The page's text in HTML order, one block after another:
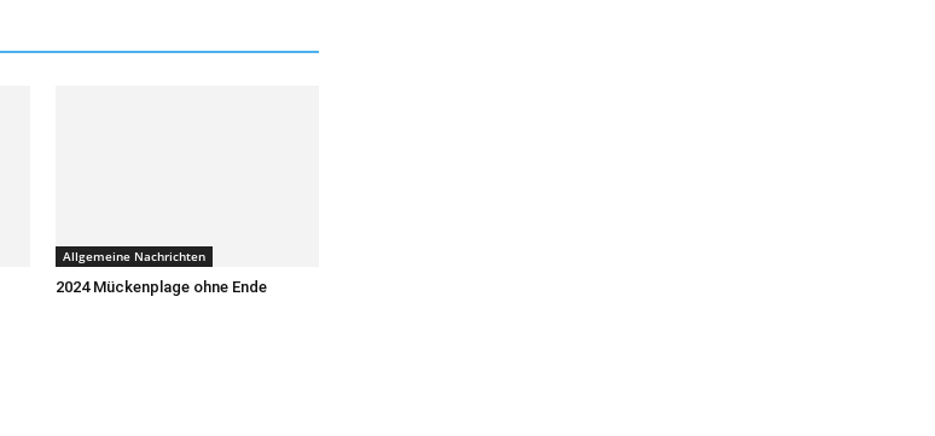
Allgemeine Nachrichten
2024 Mückenplage ohne Ende